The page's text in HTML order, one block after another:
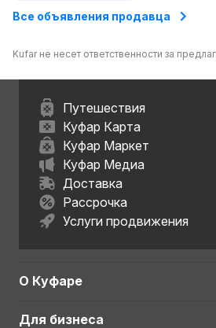
Все объявления продавца
Kufar не несет ответственности за
Путешествия
Куфар Карта
Куфар Маркет
Куфар Медиа
Доставка
Рассрочка
Услуги продвижения
О Куфаре
Для бизнеса